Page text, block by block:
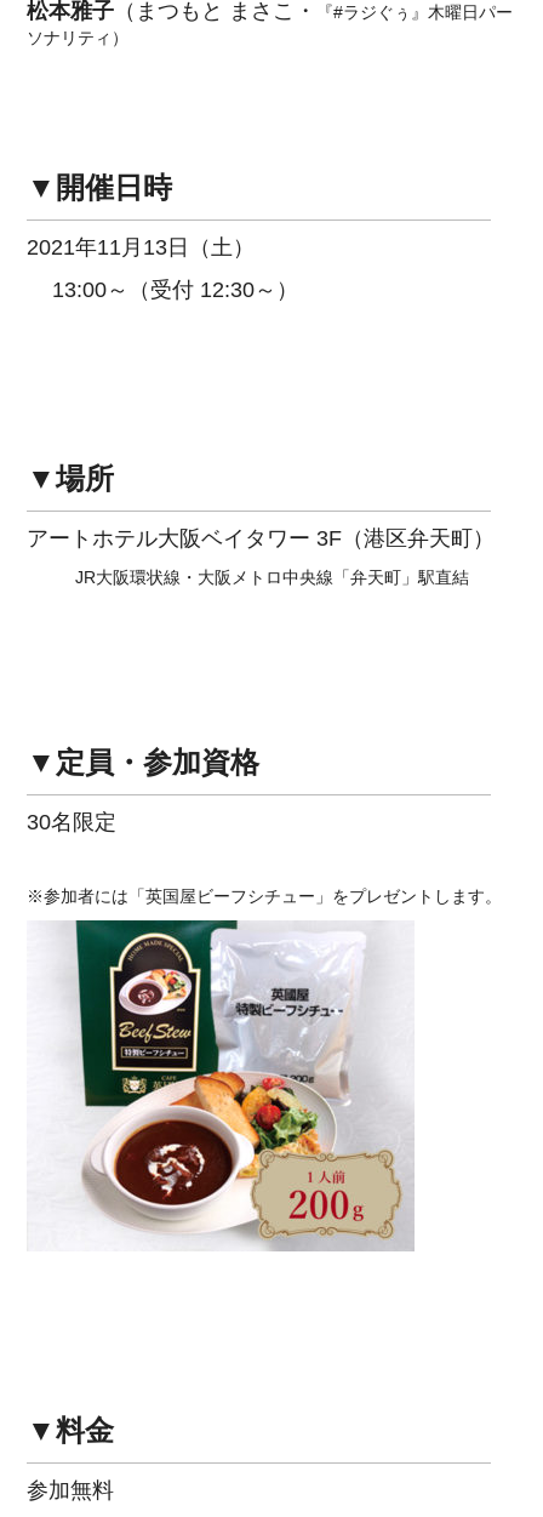
松本雅子 （まつもと まさこ・
『#ラジぐぅ』木曜日パー
ソナリティ）
▼開催日時
2021年11月13日（土）
13:00～（受付 12:30～）
▼場所
アートホテル大阪ベイタワー 3F（港区弁天町）
JR大阪環状線・大阪メトロ中央線「弁天町」駅直結
▼定員・参加資格
30名限定
※参加者には「英国屋ビーフシチュー」をプレゼントします。
▼料金
参加無料